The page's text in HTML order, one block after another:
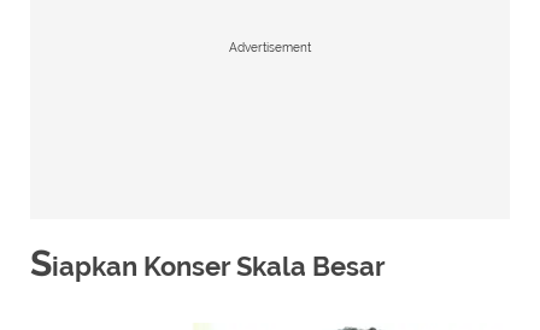
Advertisement
Siapkan Konser Skala Besar